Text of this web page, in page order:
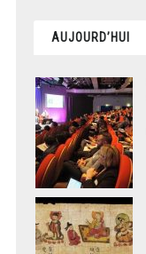
AUJOURD’HUI